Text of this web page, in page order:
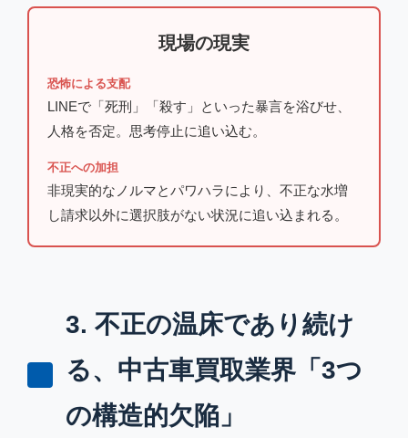
現場の現実
恐怖による支配
LINEで「死刑」「殺す」といった暴言を浴びせ、
人格を否定。思考停止に追い込む。
不正への加担
非現実的なノルマとパワハラにより、不正な水増
し請求以外に選択肢がない状況に追い込まれる。
3. 不正の温床であり続け
る、中古車買取業界「3つ
の構造的欠陥」